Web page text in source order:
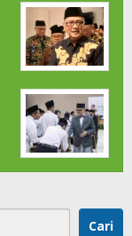
Cari